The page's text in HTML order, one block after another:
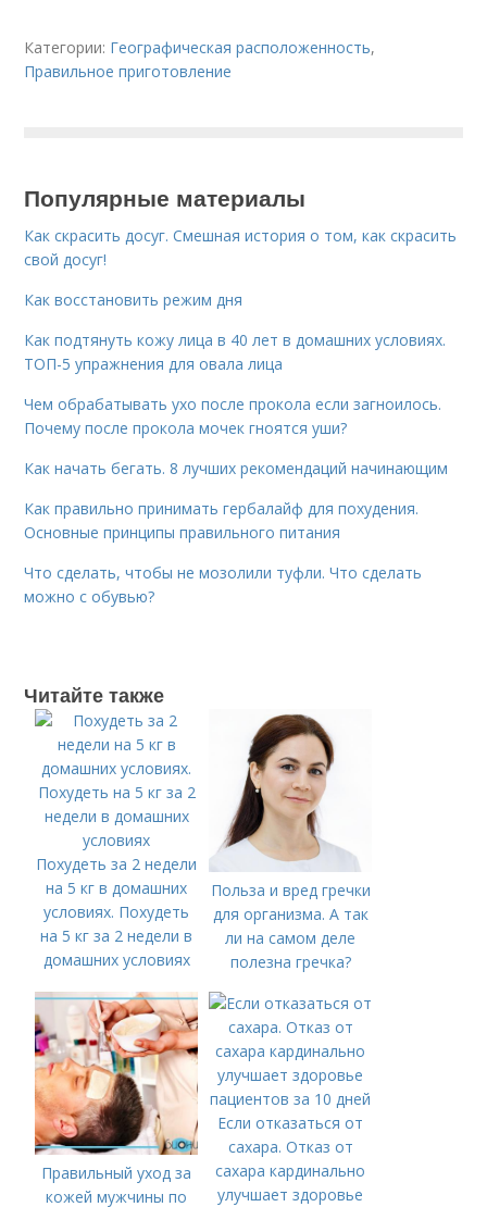
Категории: Географическая расположенность,
Правильное приготовление
Популярные материалы
Как скрасить досуг. Смешная история о том, как скрасить
свой досуг!
Как восстановить режим дня
Как подтянуть кожу лица в 40 лет в домашних условиях.
ТОП-5 упражнения для овала лица
Чем обрабатывать ухо после прокола если загноилось.
Почему после прокола мочек гноятся уши?
Как начать бегать. 8 лучших рекомендаций начинающим
Как правильно принимать гербалайф для похудения.
Основные принципы правильного питания
Что сделать, чтобы не мозолили туфли. Что сделать
можно с обувью?
Читайте также
Похудеть за 2 недели
на 5 кг в домашних
условиях. Похудеть
на 5 кг за 2 недели в
домашних условиях
Польза и вред гречки
для организма. А так
ли на самом деле
полезна гречка?
Правильный уход за
кожей мужчины по
Если отказаться от
сахара. Отказ от
сахара кардинально
улучшает здоровье